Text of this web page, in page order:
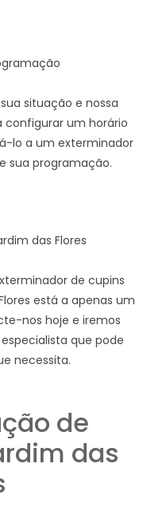
situação e nossa
configurar um horário
lo a um exterminador
sua programação.
das Flores
de cupins
está a apenas um
nos hoje e iremos
que pode
necessita.
de
das